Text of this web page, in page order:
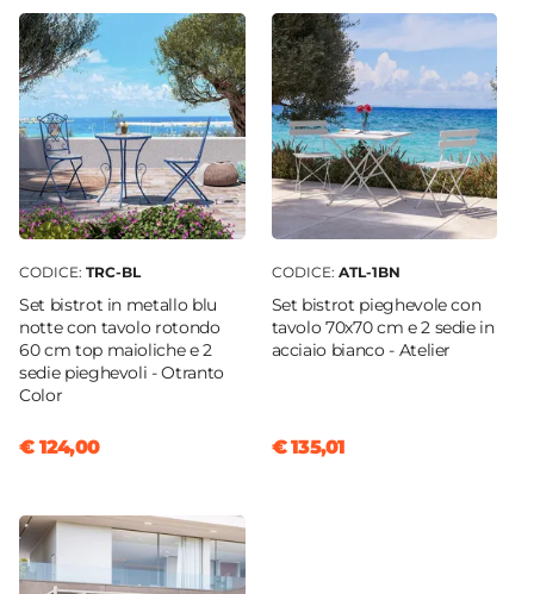
CODICE: TRC-BL
Set bistrot in metallo blu
notte con tavolo rotondo
60 cm top maioliche e 2
sedie pieghevoli - Otranto
Color
€ 124,00
CODICE: ATL-1BN
Set bistrot pieghevole con
tavolo 70x70 cm e 2 sedie in
acciaio bianco - Atelier
€ 135,01